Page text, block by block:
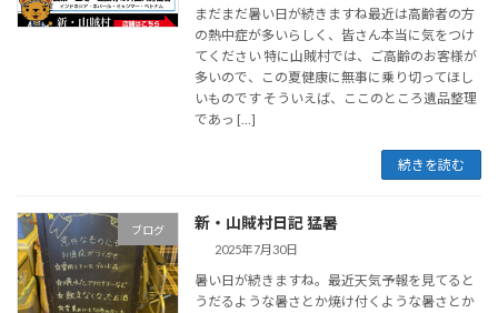
まだまだ暑い日が続きますね最近は高齢者の方
の熱中症が多いらしく、皆さん本当に気をつけ
てください 特に山賊村では、ご高齢のお客様が
多いので、この夏健康に無事に乗り切ってほし
いものです そういえば、ここのところ遺品整理
であっ […]
続きを読む
ブログ 新・山賊村日記 猛暑
2025年7月30日
暑い日が続きますね。最近天気予報を見てると
うだるような暑さとか焼け付くような暑さとか